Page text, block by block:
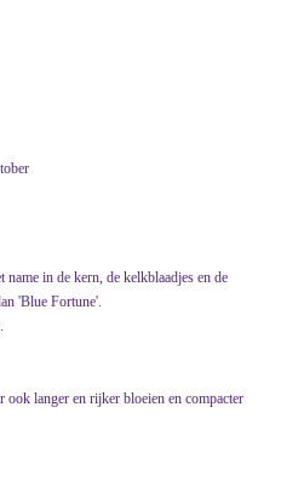
name in de kern, de kelkblaadjes en de
'Blue Fortune'.
langer en rijker bloeien en compacter